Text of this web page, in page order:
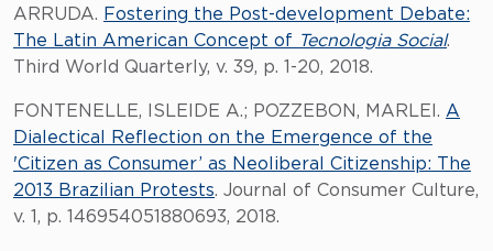
ARRUDA. Fostering the Post-development Debate:
The Latin American Concept of Tecnologia Social.
Third World Quarterly, v. 39, p. 1-20, 2018.
FONTENELLE, ISLEIDE A.; POZZEBON, MARLEI. A
Dialectical Reflection on the Emergence of the
'Citizen as Consumer’ as Neoliberal Citizenship: The
2013 Brazilian Protests. Journal of Consumer Culture,
v. 1, p. 146954051880693, 2018.